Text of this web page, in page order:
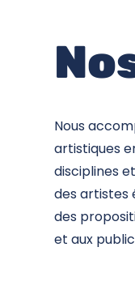
Nous
artistiques
disciplines
des artistes
des
et aux